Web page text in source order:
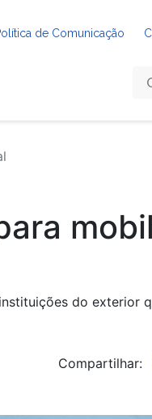
de Comunicação
do exterior
Compartilhar: